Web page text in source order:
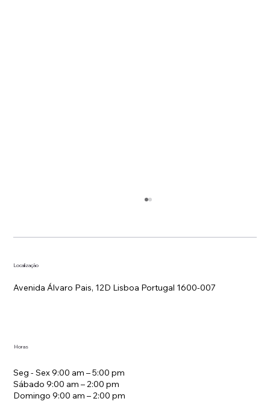
Localização
Avenida Álvaro Pais, 12D Lisboa Portugal 1600-007
Horas
Seg - Sex 9:00 am – 5:00 pm
Sábado 9:00 am – 2:00 pm
Domingo 9:00 am – 2:00 pm